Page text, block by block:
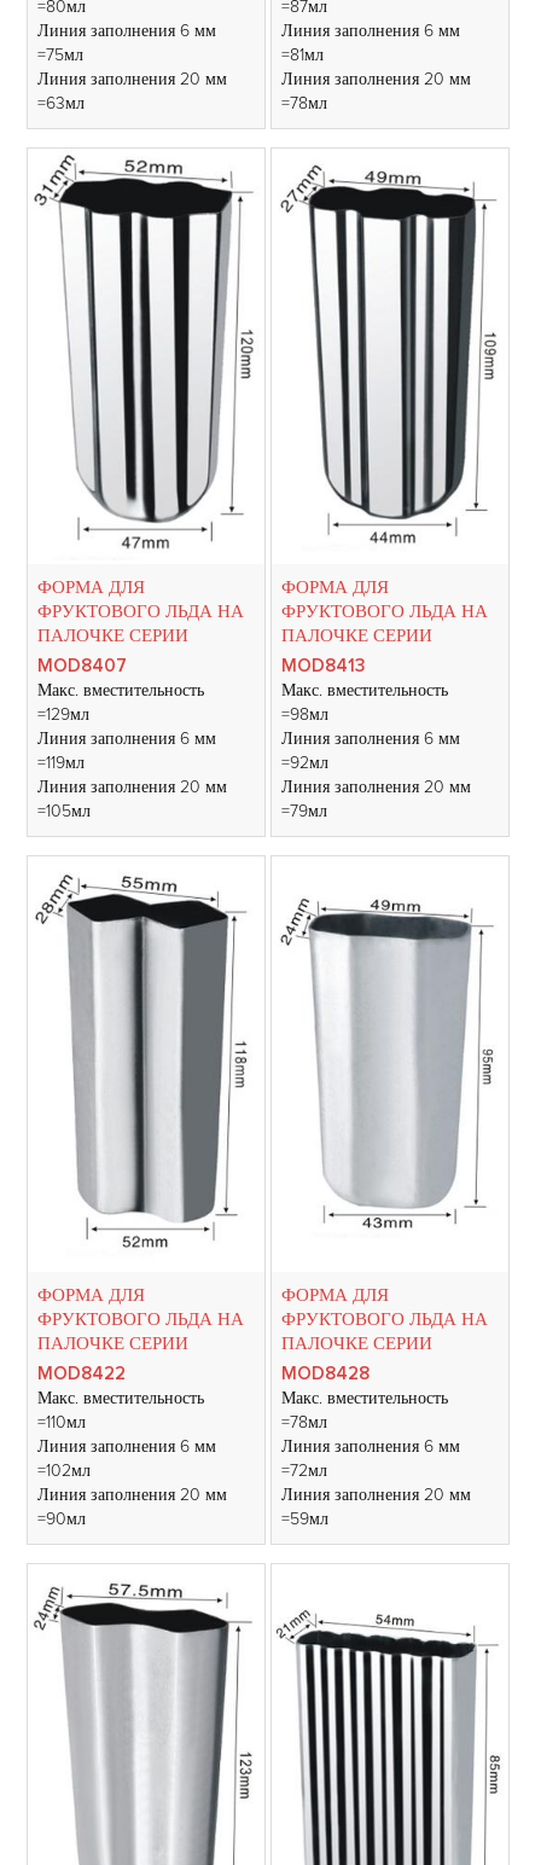
=80мл
Линия заполнения 6 мм
=75мл
Линия заполнения 20 мм
=63мл
=87мл
Линия заполнения 6 мм
=81мл
Линия заполнения 20 мм
=78мл
ФОРМА ДЛЯ
ФРУКТОВОГО ЛЬДА НА
ПАЛОЧКЕ СЕРИИ
MOD8407
Макс. вместительность
=129мл
Линия заполнения 6 мм
=119мл
Линия заполнения 20 мм
=105мл
ФОРМА ДЛЯ
ФРУКТОВОГО ЛЬДА НА
ПАЛОЧКЕ СЕРИИ
MOD8413
Макс. вместительность
=98мл
Линия заполнения 6 мм
=92мл
Линия заполнения 20 мм
=79мл
ФОРМА ДЛЯ
ФРУКТОВОГО ЛЬДА НА
ПАЛОЧКЕ СЕРИИ
MOD8422
Макс. вместительность
=110мл
Линия заполнения 6 мм
=102мл
Линия заполнения 20 мм
=90мл
ФОРМА ДЛЯ
ФРУКТОВОГО ЛЬДА НА
ПАЛОЧКЕ СЕРИИ
MOD8428
Макс. вместительность
=78мл
Линия заполнения 6 мм
=72мл
Линия заполнения 20 мм
=59мл